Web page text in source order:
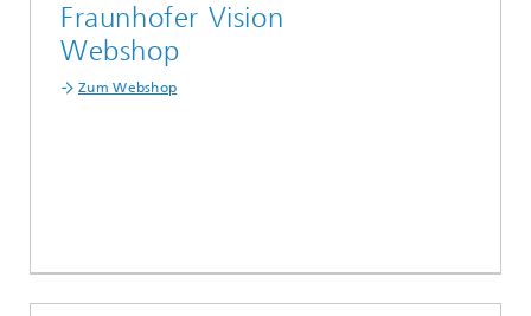
Fraunhofer Vision
Webshop
Zum Webshop